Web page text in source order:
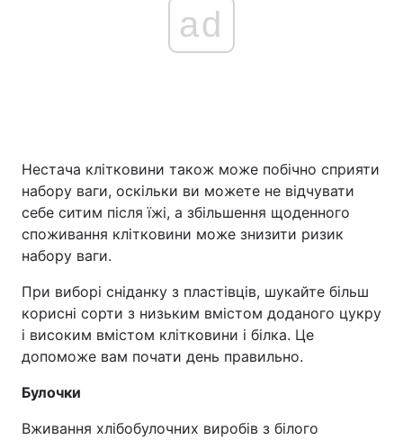
ad
Нестача клітковини також може побічно сприяти
набору ваги, оскільки ви можете не відчувати
себе ситим після їжі, а збільшення щоденного
споживання клітковини може знизити ризик
набору ваги.
При виборі сніданку з пластівців, шукайте більш
корисні сорти з низьким вмістом доданого цукру
і високим вмістом клітковини і білка. Це
допоможе вам почати день правильно.
Булочки
Вживання хлібобулочних виробів з білого